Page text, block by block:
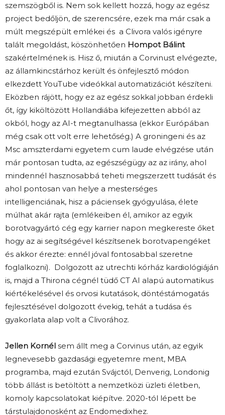
szemszögből is. Nem sok kellett hozzá, hogy az egész
project bedőljön, de szerencsére, ezek ma már csak a
múlt megszépült emlékei és a Clivora valós igényre
talált megoldást, köszönhetően Hompot Bálint
szakértelmének is. Hisz ő, miután a Corvinust elvégezte,
az államkincstárhoz került és önfejlesztő módon
elkezdett YouTube videókkal automatizációt készíteni.
Eközben rájött, hogy ez az egész sokkal jobban érdekli
őt, így kiköltözött Hollandiába kifejezetten abból az
okból, hogy az AI-t megtanulhassa (ekkor Európában
még csak ott volt erre lehetőség.) A groningeni és az
Msc amszterdami egyetem cum laude elvégzése után
már pontosan tudta, az egészségügy az az irány, ahol
mindennél hasznosabbá teheti megszerzett tudását és
ahol pontosan van helye a mesterséges
intelligenciának, hisz a páciensek gyógyulása, élete
múlhat akár rajta (emlékeiben él, amikor az egyik
borotvagyártó cég egy karrier napon megkereste őket
hogy az ai segítségével készítsenek borotvapengéket
és akkor érezte: ennél jóval fontosabbal szeretne
foglalkozni). Dolgozott az utrechti kórház kardiológiáján
is, majd a Thirona cégnél tüdő CT AI alapú automatikus
kiértékelésével és orvosi kutatások, döntéstámogatás
fejlesztésével dolgozott évekig, tehát a tudása és
gyakorlata alap volt a Clivorához.
Jellen Kornél sem állt meg a Corvinus után, az egyik
legnevesebb gazdasági egyetemre ment, MBA
programba, majd ezután Svájctól, Denverig, Londonig
több állást is betöltött a nemzetközi üzleti életben,
komoly kapcsolatokat kiépítve. 2020-tól lépett be
társtulajdonosként az Endomedixhez.